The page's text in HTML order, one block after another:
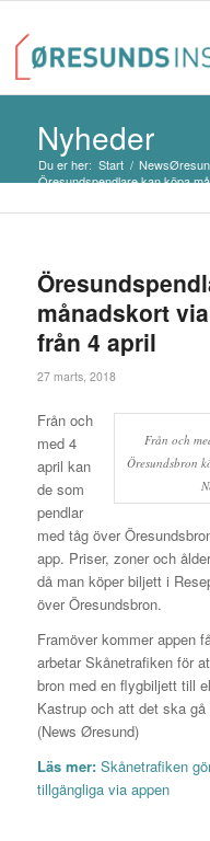
Nyheder
Du er her: Start /
Öresundspendlare kan köpa
månadskort
från 4 april
27 marts, 2018
Från och
Öresundsbron
Från och
med 4
april kan
de som
pendlar
med tåg över
app. Priser, zoner och
då man köper biljett i
över Öresundsbron.
Framöver kommer appen
arbetar Skånetrafiken för
bron med en flygbiljett till
Kastrup och att det ska
(News Øresund)
Läs mer: Skånetrafiken
tillgängliga via appen